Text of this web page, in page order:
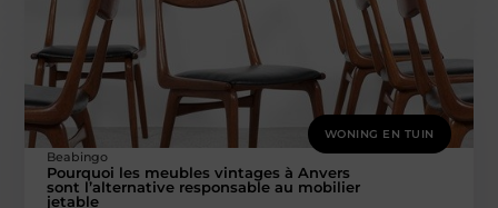
WONING EN TUIN
Beabingo
Pourquoi les meubles vintages à Anvers
sont l’alternative responsable au mobilier
jetable